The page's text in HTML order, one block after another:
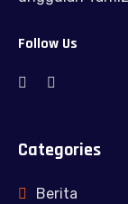
Follow Us
Categories
Berita